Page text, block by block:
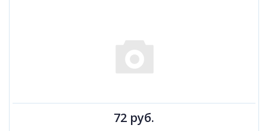
72 руб.